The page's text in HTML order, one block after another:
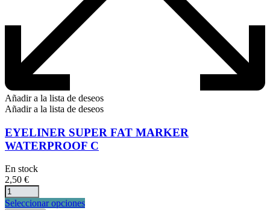
Añadir a la lista de deseos
Añadir a la lista de deseos
EYELINER SUPER FAT MARKER
WATERPROOF C
En stock
2,50 €
Seleccionar opcionesEste